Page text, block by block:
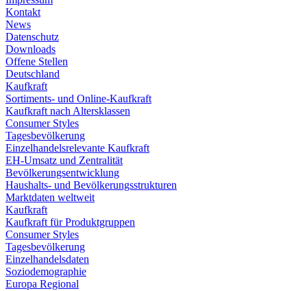
Kontakt
News
Datenschutz
Downloads
Offene Stellen
Deutschland
Kaufkraft
Sortiments- und Online-Kaufkraft
Kaufkraft nach Altersklassen
Consumer Styles
Tagesbevölkerung
Einzelhandelsrelevante Kaufkraft
EH-Umsatz und Zentralität
Bevölkerungsentwicklung
Haushalts- und Bevölkerungsstrukturen
Marktdaten weltweit
Kaufkraft
Kaufkraft für Produktgruppen
Consumer Styles
Tagesbevölkerung
Einzelhandelsdaten
Soziodemographie
Europa Regional